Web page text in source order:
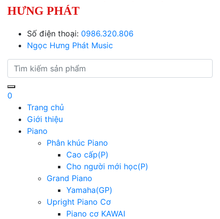
HƯNG PHÁT
Số điện thoại: 0986.320.806
Ngọc Hưng Phát Music
0
Trang chủ
Giới thiệu
Piano
Phân khúc Piano
Cao cấp(P)
Cho người mới học(P)
Grand Piano
Yamaha(GP)
Upright Piano Cơ
Piano cơ KAWAI